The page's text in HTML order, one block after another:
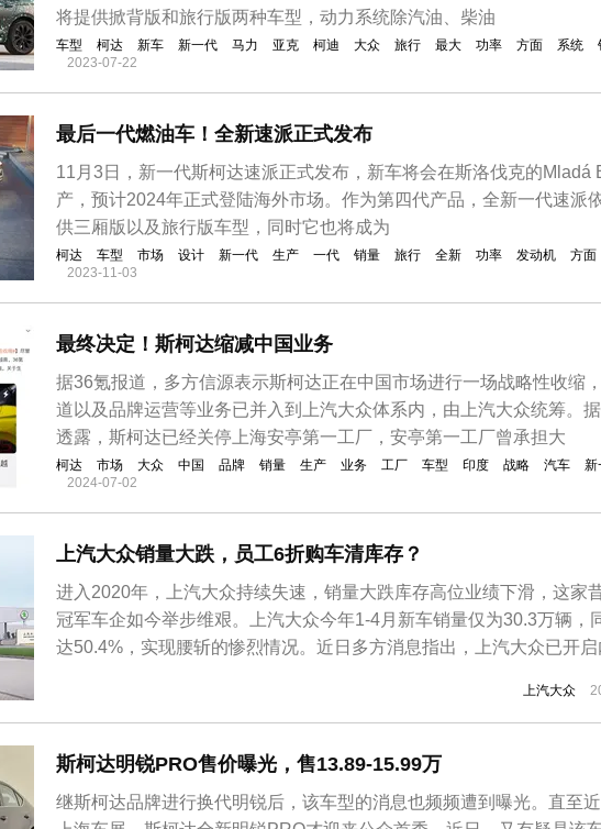
将提供掀背版和旅行版两种车型，动力系统除汽油、柴油
车型 柯达 新车 新一代 马力 亚克 柯迪 大众 旅行 最大 功率 方面 系统
2023-07-22
最后一代燃油车！全新速派正式发布
11月3日，新一代斯柯达速派正式发布，新车将会在斯洛伐克的Mladá
产，预计2024年正式登陆海外市场。作为第四代产品，全新一代速派
供三厢版以及旅行版车型，同时它也将成为
柯达 车型 市场 设计 新一代 生产 一代 销量 旅行 全新 功率 发动机 方面
2023-11-03
最终决定！斯柯达缩减中国业务
据36氪报道，多方信源表示斯柯达正在中国市场进行一场战略性收缩
道以及品牌运营等业务已并入到上汽大众体系内，由上汽大众统筹。
透露，斯柯达已经关停上海安亭第一工厂，安亭第一工厂曾承担大
柯达 市场 大众 中国 品牌 销量 生产 业务 工厂 车型 印度 战略 汽车 新
2024-07-02
上汽大众销量大跌，员工6折购车清库存？
进入2020年，上汽大众持续失速，销量大跌库存高位业绩下滑，这家
冠军车企如今举步维艰。上汽大众今年1-4月新车销量仅为30.3万辆，
达50.4%，实现腰斩的惨烈情况。近日多方消息指出，上汽大众已开启
国五切换国六时期的5折购车活动后，再一次开启“疯狂甩卖”模式，即
惠且不及去年，但也有足够...
上汽大众
斯柯达明锐PRO售价曝光，售13.89-15.99万
继斯柯达品牌进行换代明锐后，该车型的消息也频频遭到曝光。直至